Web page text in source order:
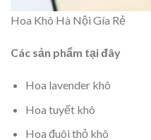
Hoa Khô Hà Nội Gía Rẻ
Các sản phẩm tại đây
Hoa lavender khô
Hoa tuyết khô
Hoa đuôi thỏ khô